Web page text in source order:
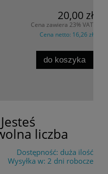
20,00 zł
Cena zawiera 23% VAT
Cena netto: 16,26 zł
do koszyka
liczba
Dostępność: duża ilość
Wysyłka w: 2 dni robocze